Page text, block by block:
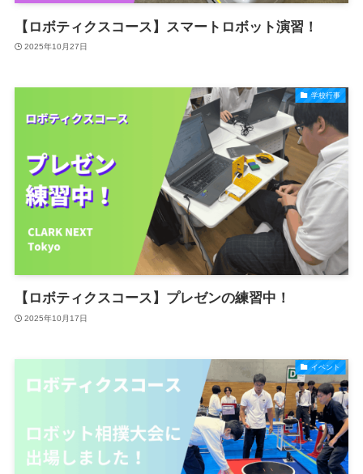
【ロボティクスコース】スマートロボット演習！
2025年10月27日
学校行事
【ロボティクスコース】プレゼンの練習中！
2025年10月17日
イベント